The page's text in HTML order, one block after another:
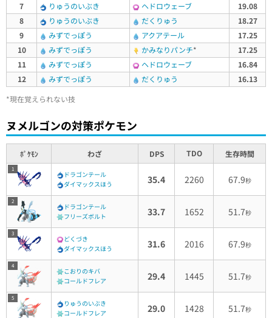
7
りゅうのいぶき ヘドロウェーブ
19.08
8
りゅうのいぶき だくりゅう
18.27
9
みずでっぽう アクアテール
17.25
10
みずでっぽう かみなりパンチ*
17.25
11
みずでっぽう ヘドロウェーブ
16.84
12
みずでっぽう だくりゅう
16.13
*現在覚えられない技
ヌメルゴンの対策ポケモン
ﾎﾟｹﾓﾝ わざ DPS TDO 生存時間
1
ドラゴンテール
ダイマックスほう
35.4 2260 67.9秒
2
ドラゴンテール
フリーズボルト
33.7 1652 51.7秒
3
どくづき
ダイマックスほう
31.6 2016 67.9秒
4
こおりのキバ
コールドフレア
29.4 1445 51.7秒
5
りゅうのいぶき
コールドフレア
29.0 1428 51.7秒